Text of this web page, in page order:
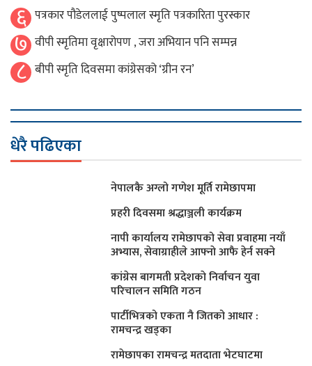
६ पत्रकार पौडेललाई पुष्पलाल स्मृति पत्रकारिता पुरस्कार
७ वीपी स्मृतिमा वृक्षारोपण , जरा अभियान पनि सम्पन्न
८ बीपी स्मृति दिवसमा कांग्रेसको ‘ग्रीन रन’
धेरै पढिएका
नेपालकै अग्लो गणेश मूर्ति रामेछापमा
प्रहरी दिवसमा श्रद्धाञ्जली कार्यक्रम
नापी कार्यालय रामेछापको सेवा प्रवाहमा नयाँ
अभ्यास, सेवाग्राहीले आफ्नाे आफै हेर्न सक्ने
कांग्रेस बागमती प्रदेशकाे निर्वाचन युवा
परिचालन समिति गठन
पार्टीभित्रको एकता नै जितको आधार :
रामचन्द्र खड्का
रामेछापका रामचन्द्र मतदाता भेटघाटमा